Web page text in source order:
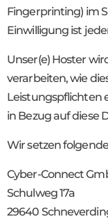
Fingerprinting) im
Einwilligung ist
Unser(e) Hoster
verarbeiten, wie
Leistungspflichten
in Bezug auf diese
Wir setzen
Cyber-Connect
Schulweg 17a
29640